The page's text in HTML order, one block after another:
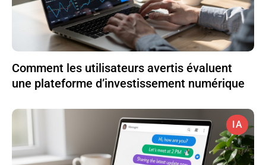
Comment les utilisateurs avertis évaluent
une plateforme d’investissement numérique
IA